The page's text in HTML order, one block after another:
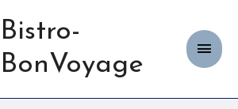
Bistro-
BonVoyage